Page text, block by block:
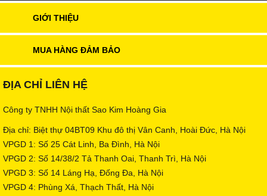
GIỚI THIỆU
MUA HÀNG ĐẢM BẢO
ĐỊA CHỈ LIÊN HỆ
Công ty TNHH Nội thất Sao Kim Hoàng Gia
Địa chỉ: Biệt thự 04BT09 Khu đô thị Vân Canh, Hoài Đức, Hà Nội
VPGD 1: Số 25 Cát Linh, Ba Đình, Hà Nội
VPGD 2: Số 14/38/2 Tả Thanh Oai, Thanh Trì, Hà Nội
VPGD 3: Số 14 Láng Hạ, Đống Đa, Hà Nội
VPGD 4: Phùng Xá, Thạch Thất, Hà Nội